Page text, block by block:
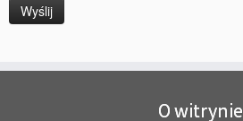
O witrynie